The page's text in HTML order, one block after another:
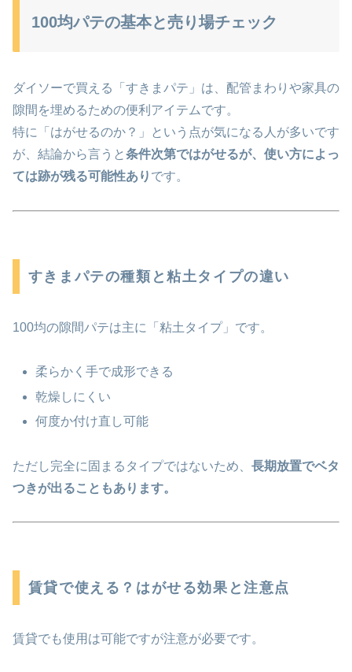
100均パテの基本と売り場チェック
ダイソーで買える「すきまパテ」は、配管まわりや家具の
隙間を埋めるための便利アイテムです。
特に「はがせるのか？」という点が気になる人が多いです
が、結論から言うと条件次第ではがせるが、使い方によっ
ては跡が残る可能性あり です。
すきまパテの種類と粘土タイプの違い
100均の隙間パテは主に「粘土タイプ」です。
柔らかく手で成形できる
乾燥しにくい
何度か付け直し可能
ただし完全に固まるタイプではないため、 長期放置でベタ
つきが出ることもあります。
賃貸で使える？はがせる効果と注意点
賃貸でも使用は可能ですが注意が必要です。